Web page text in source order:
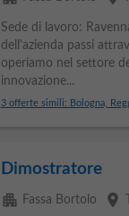
Sede di lavoro:
dell'azienda passi
operiamo nel settore
innovazione...
3 offerte simili: Bologna,
Dimostratore
apartment Fassa Bortolo place